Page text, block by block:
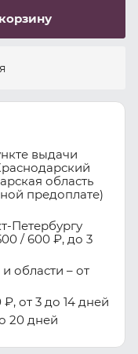
выдачи
область
предоплате)
Петербургу
/ 600 ₽, до 3
области – от
от 3 до 14 дней
20 дней